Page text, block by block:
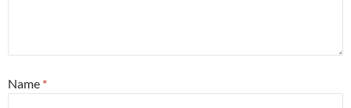
Name *